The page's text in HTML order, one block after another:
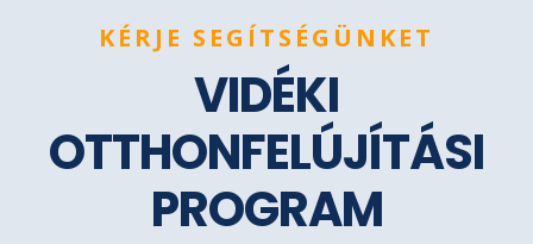
KÉRJE SEGÍTSÉGÜNKET
VIDÉKI
OTTHONFELÚJÍTÁSI
PROGRAM